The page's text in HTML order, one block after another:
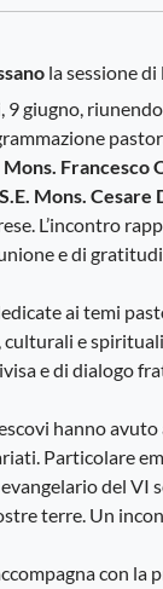
la sessione
9 giugno,
Mons. Francesco
Mons. Cesare
L’incontro
e di
ai temi
e
e di dialogo
hanno
Particolare
del VI
terre. Un
con